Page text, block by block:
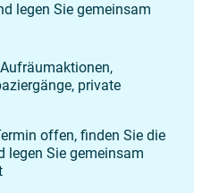
legen Sie gemeinsam
private
offen, finden Sie die
legen Sie gemeinsam